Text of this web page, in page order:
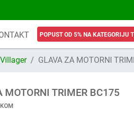
POPUST OD 5% NA KATEGORIJU
GLAVA ZA MOTORNI
MOTORNI TRIMER BC175